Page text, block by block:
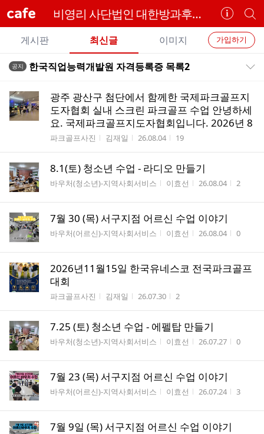
cafe 비영리 사단법인 대한방과후협회
카
페
정
보
개
별
카
페
검
카
페
메
가입하기
게시판 최신글 이미지
전
글
공지 한국직업능력개발원 자격등록증 목록2
광주 광산구 첨단에서 함께한 국제파크골프지
도자협회 실내 스크린 파크골프 수업 안녕하세
요. 국제파크골프지도자협회입니다. 2026년 8
게시판명
파크골프사진 작성자
김재일 작성시간
26.08.04 조회수
19
8.1(토) 청소년 수업 - 라디오 만들기
게시판명
바우처(청소년)-지역사회서비스 작성자
이효선 작성시간
26.08.04 조회수
2
7월 30 (목) 서구지점 어르신 수업 이야기
게시판명
바우처(어르신)-지역사회서비스 작성자
이효선 작성시간
26.08.04 조회수
0
2026년11월15일 한국유네스코 전국파크골프
대회
게시판명
파크골프사진 작성자
김재일 작성시간
26.07.30 조회수
2
7.25 (토) 청소년 수업 - 에펠탑 만들기
게시판명
바우처(청소년)-지역사회서비스 작성자
이효선 작성시간
26.07.27 조회수
0
7월 23 (목) 서구지점 어르신 수업 이야기
게시판명
바우처(어르신)-지역사회서비스 작성자
이효선 작성시간
26.07.24 조회수
3
7월 9일 (목) 서구지점 어르신 수업 이야기